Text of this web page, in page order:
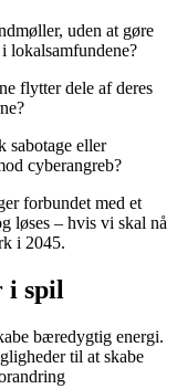
uden at gøre
lokalsamfundene?
flytter dele af deres
sabotage eller
cyberangreb?
forbundet med et
løses – hvis vi skal nå
i 2045.
i spil
bæredygtig energi.
til at skabe